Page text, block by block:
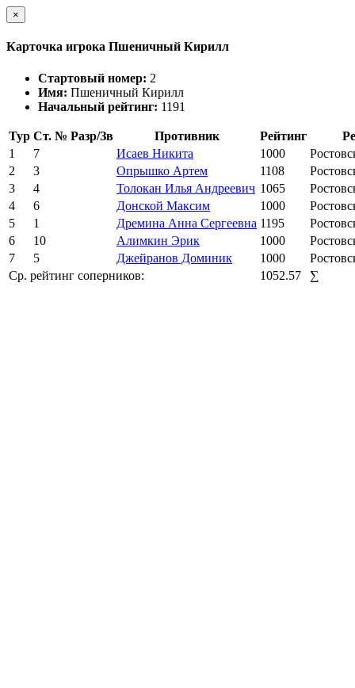
×
Карточка игрока Пшеничный Кирилл
Стартовый номер: 2
Имя: Пшеничный Кирилл
Начальный рейтинг: 1191
Тур Ст. № Разр/Зв Противник Рейтинг
1
7 Исаев Никита 1000
2
3 Опрышко Артем 1108
3
4 Толокан Илья Андреевич 1065
4
6 Донской Максим 1000
5
1 Дремина Анна Сергеевна 1195
6
10 Алимкин Эрик 1000
7
5 Джейранов Доминик 1000
Ср. рейтинг соперников:
1052.57 ∑